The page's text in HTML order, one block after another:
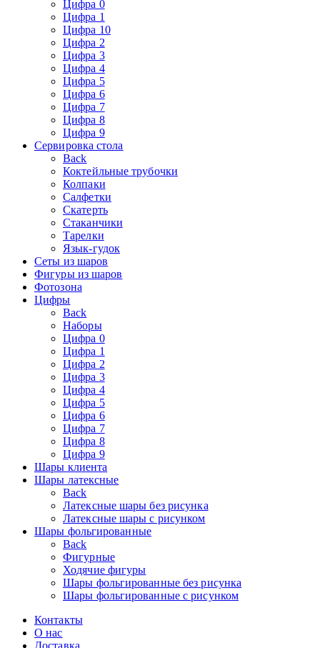
Цифра 0
Цифра 1
Цифра 10
Цифра 2
Цифра 3
Цифра 4
Цифра 5
Цифра 6
Цифра 7
Цифра 8
Цифра 9
Сервировка стола
Back
Коктейльные трубочки
Колпаки
Салфетки
Скатерть
Стаканчики
Тарелки
Язык-гудок
Сеты из шаров
Фигуры из шаров
Фотозона
Цифры
Back
Наборы
Цифра 0
Цифра 1
Цифра 2
Цифра 3
Цифра 4
Цифра 5
Цифра 6
Цифра 7
Цифра 8
Цифра 9
Шары клиента
Шары латексные
Back
Латексные шары без рисунка
Латексные шары с рисунком
Шары фольгированные
Back
Фигурные
Ходячие фигуры
Шары фольгированные без рисунка
Шары фольгированные с рисунком
Контакты
О нас
Доставка